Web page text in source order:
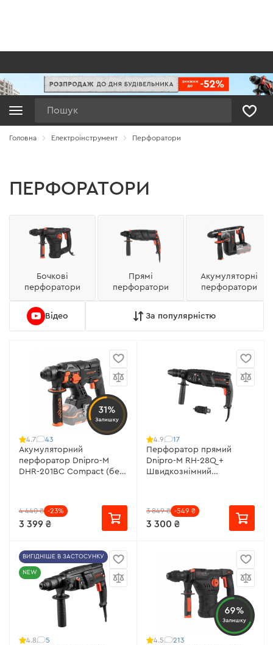
Головна Електроінструмент Перфоратори
ПЕРФОРАТОРИ
Бочкові
перфоратори
Прямі
перфоратори
Aкумуляторні
перфоратори
Відео За популярністю
31%
Залишку
4.7 43
Акумуляторний
перфоратор Dnipro-M
DHR-201BC Compact (без
4 440 ₴ -23%
3 399 ₴
4.9 17
Перфоратор прямий
Dnipro-M RH-28Q +
Швидкознімний
3 849 ₴ -549 ₴
3 300 ₴
ВИГІДНІШЕ В ЗАСТОСУНКУ
NEW
4.8 5
69%
Залишку
4.5 213